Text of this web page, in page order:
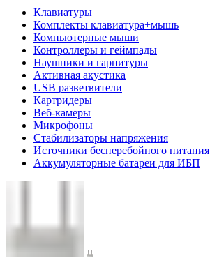
Клавиатуры
Комплекты клавиатура+мышь
Компьютерные мыши
Контроллеры и геймпады
Наушники и гарнитуры
Активная акустика
USB разветвители
Картридеры
Веб-камеры
Микрофоны
Стабилизаторы напряжения
Источники бесперебойного питания
Аккумуляторные батареи для ИБП